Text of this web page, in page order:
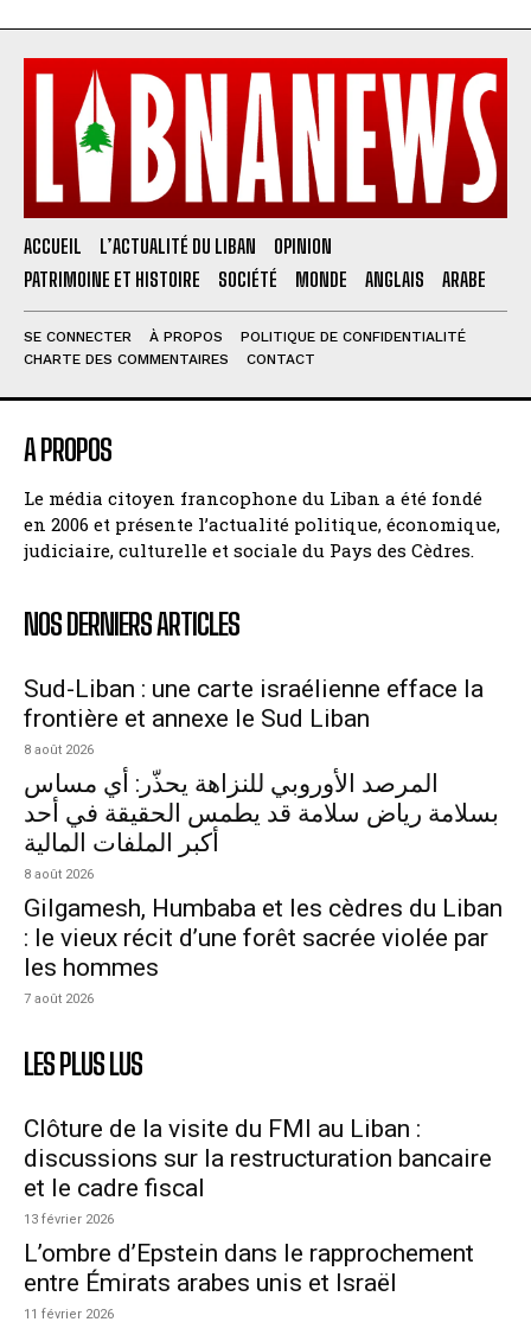
ACCUEIL L’ACTUALITÉ DU LIBAN
OPINION
PATRIMOINE ET HISTOIRE
SOCIÉTÉ MONDE ANGLAIS ARABE
SE CONNECTER À PROPOS
POLITIQUE DE CONFIDENTIALITÉ
CHARTE DES COMMENTAIRES
CONTACT
A PROPOS
Le média citoyen francophone du Liban a été fondé
en 2006 et présente l’actualité politique, économique,
judiciaire, culturelle et sociale du Pays des Cèdres.
NOS DERNIERS ARTICLES
Sud-Liban : une carte israélienne efface la
frontière et annexe le Sud Liban
8 août 2026
المرصد الأوروبي للنزاهة يحذّر: أي مساس
بسلامة رياض سلامة قد يطمس الحقيقة في أحد
أكبر الملفات المالية
8 août 2026
Gilgamesh, Humbaba et les cèdres du Liban
: le vieux récit d’une forêt sacrée violée par
les hommes
7 août 2026
LES PLUS LUS
Clôture de la visite du FMI au Liban :
discussions sur la restructuration bancaire
et le cadre fiscal
13 février 2026
L’ombre d’Epstein dans le rapprochement
entre Émirats arabes unis et Israël
11 février 2026